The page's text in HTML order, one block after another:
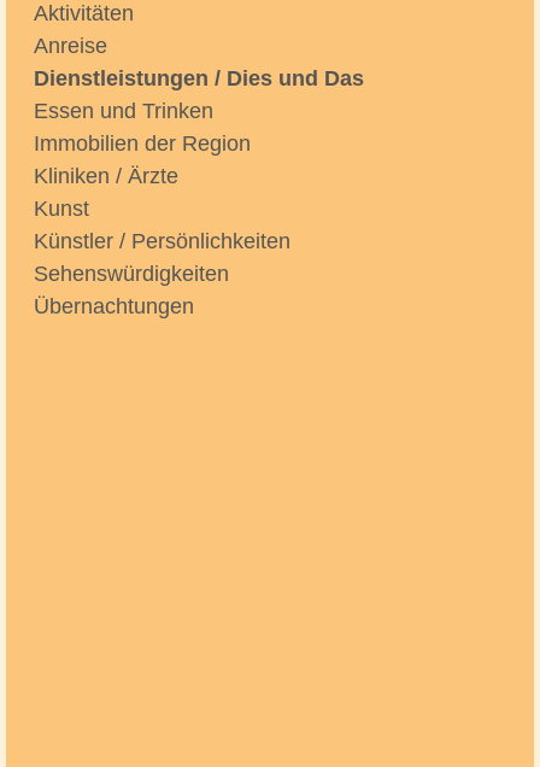
Aktivitäten
Anreise
Dienstleistungen / Dies und Das
Essen und Trinken
Immobilien der Region
Kliniken / Ärzte
Kunst
Künstler / Persönlichkeiten
Sehenswürdigkeiten
Übernachtungen